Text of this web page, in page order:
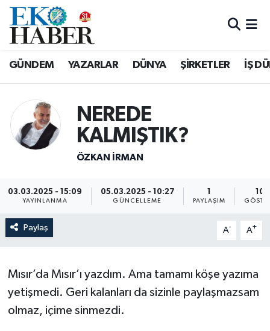
GÜNDEM YAZARLAR DÜNYA ŞİRKETLER İŞ
NEREDE
KALMIŞTIK?
ÖZKAN İRMAN
03.03.2025 - 15:09
YAYINLANMA
05.03.2025 - 10:27
GÜNCELLEME
1
PAYLAŞIM
106
Paylaş A- A+
Mısır’da Mısır’ı yazdım. Ama tamamı köşe yazıma
yetişmedi. Geri kalanları da sizinle paylaşmazsam
olmaz, içime sinmezdi.
Hava Durumu
Süper Lig Puan Durumu ve Fikstür
Tüm Manşetler
Haber Arşivi